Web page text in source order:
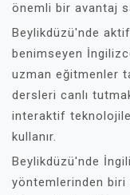
önemli bir avantaj
Beylikdüzü'nde aktif
benimseyen
uzman eğitmenler
dersleri canlı
interaktif
kullanır.
Beylikdüzü'nde
yöntemlerinden biri